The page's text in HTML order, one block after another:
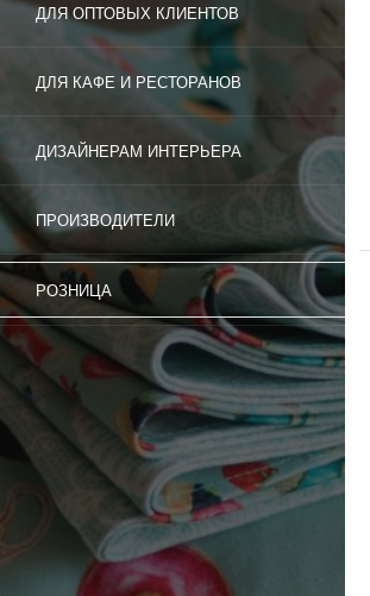
ДЛЯ ОПТОВЫХ КЛИЕНТОВ
ДЛЯ КАФЕ И РЕСТОРАНОВ
ДИЗАЙНЕРАМ ИНТЕРЬЕРА
ПРОИЗВОДИТЕЛИ
РОЗНИЦА